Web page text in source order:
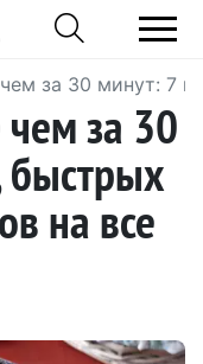
за 30 минут: 7
за 30
быстрых
на все